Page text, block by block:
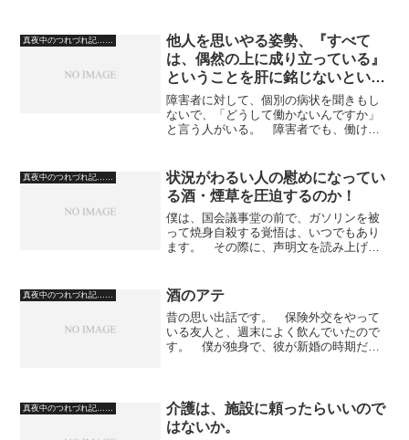
達されていることが分かりまして、配達
状況をみると、「住人の方...
真夜中のつれづれ記……
他人を思いやる姿勢、『すべて
は、偶然の上に成り立っている』
ということを肝に銘じないといけ
ない。
障害者に対して、個別の病状を聞きもし
ないで、「どうして働かないんですか」
と言う人がいる。 障害者でも、働ける
ないからですよ」と言うのは簡単だ
が。 幸福かどうかは、遺伝的...
真夜中のつれづれ記……
状況がわるい人の慰めになってい
る酒・煙草を圧迫するのか！
僕は、国会議事堂の前で、ガソリンを被
って焼身自殺する覚悟は、いつでもあり
ます。 その際に、声明文を読み上げる
は、今でも充分に高いです。 現在で
も、煙草一箱分で、発泡酒が二...
真夜中のつれづれ記…… 酒のアテ
昔の思い出話です。 保険外交をやって
いる友人と、週末によく飲んでいたので
す。 僕が独身で、彼が新婚の時期だっ
のは彼にとっても愉しみだっ...
真夜中のつれづれ記……
介護は、施設に頼ったらいいので
はないか。